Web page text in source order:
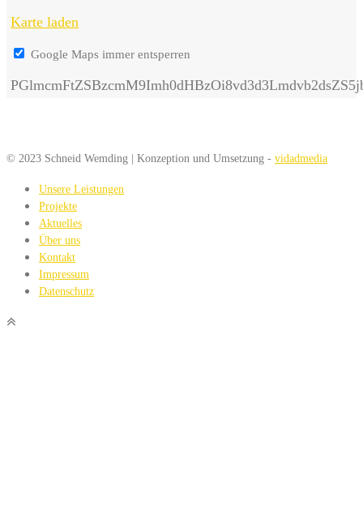
Karte laden
Google Maps immer entsperren
© 2023 Schneid Wemding | Konzeption und Umsetzung - vidadmedia
Unsere Leistungen
Projekte
Aktuelles
Über uns
Kontakt
Impressum
Datenschutz